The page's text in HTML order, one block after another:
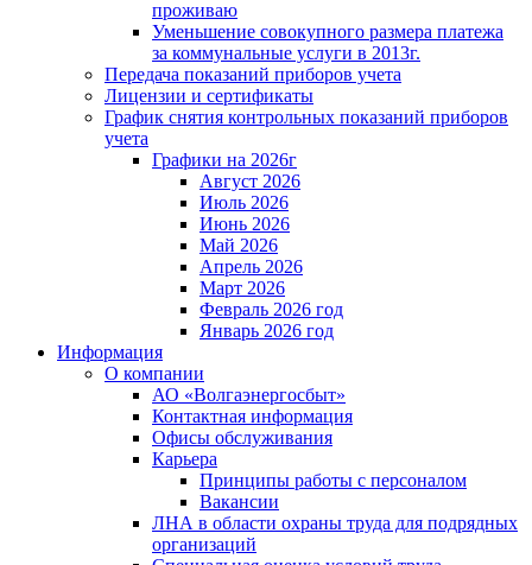
проживаю
Уменьшение совокупного размера платежа
за коммунальные услуги в 2013г.
Передача показаний приборов учета
Лицензии и сертификаты
График снятия контрольных показаний приборов
учета
Графики на 2026г
Август 2026
Июль 2026
Июнь 2026
Май 2026
Апрель 2026
Март 2026
Февраль 2026 год
Январь 2026 год
Информация
О компании
АО «Волгаэнергосбыт»
Контактная информация
Офисы обслуживания
Карьера
Принципы работы с персоналом
Вакансии
ЛНА в области охраны труда для подрядных
организаций